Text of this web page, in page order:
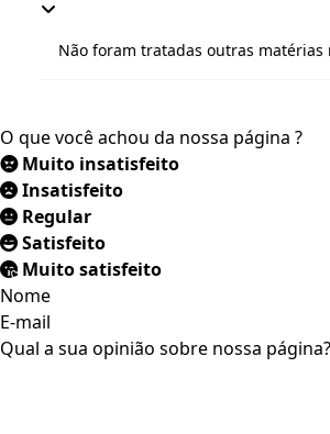
Não foram tratadas outras matérias
O que você achou da nossa página ?
Muito insatisfeito
Insatisfeito
Regular
Satisfeito
Muito satisfeito
Nome
E-mail
Qual a sua opinião sobre nossa página?